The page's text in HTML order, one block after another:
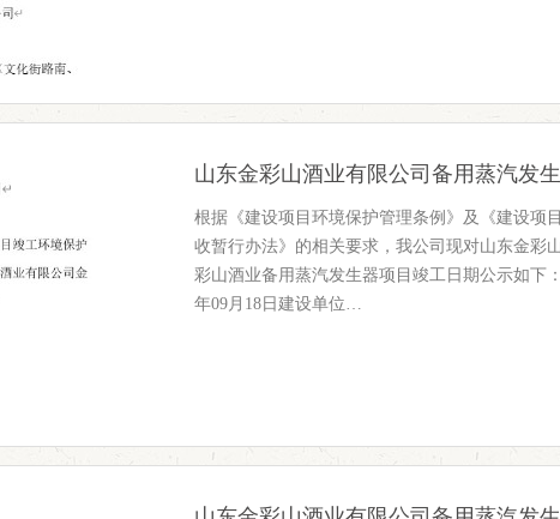
根据《建设项目环境保护管理条例》及《建设项
收暂行办法》的相关要求，我公司现对山东金彩
彩山酒业备用蒸汽发生器项目竣工日期公示如下
年09月18日建设单位…